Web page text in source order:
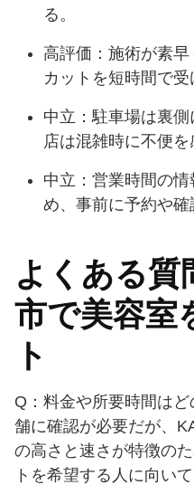
る。
高評価：施術が素
カットを短時間で受
中立：駐車場は裏
店は混雑時に不便を
中立：営業時間の
め、事前に予約や確
よくある質
市で美容室
ト
Q：料金や所要時間は
舗に確認が必要だが、
の高さと速さが特徴の
トを希望する人に向い